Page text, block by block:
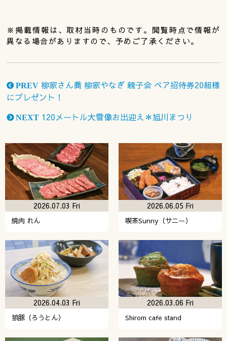
※掲載情報は、取材当時のものです。閲覧時点で情報が
異なる場合がありますので、予めご了承ください。
PREV 柳家さん喬 柳家やなぎ 親子会 ペア招待券20組様
にプレゼント！
NEXT 120メートル大雪像お出迎え＊旭川まつり
焼肉 れん
2026.07.03 Fri
喫茶Sunny（サニー）
2026.06.05 Fri
狼豚（ろうとん）
2026.04.03 Fri
Shirom cafe stand
2026.03.06 Fri